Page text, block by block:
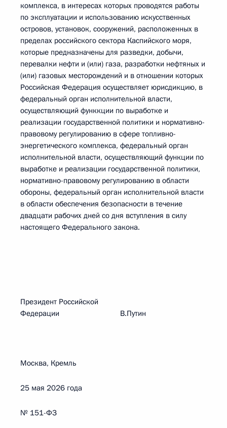
комплекса, в интересах которых проводятся работы
по эксплуатации и использованию искусственных
островов, установок, сооружений, расположенных в
пределах российского сектора Каспийского моря,
которые предназначены для разведки, добычи,
перевалки нефти и (или) газа, разработки нефтяных и
(или) газовых месторождений и в отношении которых
Российская Федерация осуществляет юрисдикцию, в
федеральный орган исполнительной власти,
осуществляющий функкции по выработке и
реализации государственной политики и нормативно-
правовому регулированию в сфере топливно-
энергетического комплекса, федеральный орган
исполнительной власти, осуществляющий функции по
выработке и реализации государственной политики,
нормативно-правовому регулированию в области
обороны, федеральный орган исполнительной власти
в области обеспечения безопасности в течение
двадцати рабочих дней со дня вступления в силу
настоящего Федерального закона.
Президент Российской
Федерации В.Путин
Москва, Кремль
25 мая 2026 года
№ 151-ФЗ